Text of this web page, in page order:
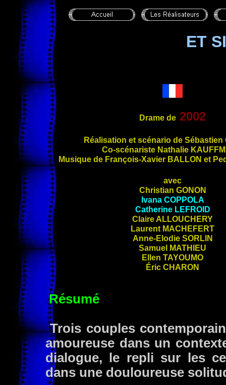
ET
Drame de 2002
Réalisation et scénario de Sébastien
Co-scénariste Nathalie
Musique de François-Xavier BALLON et
avec
Christian GONON
Ivana COPPOLA
Catherine LEFROID
Claire ALLOUCHERY
Laurent MACHEFERT
Anne-Elodie SORLIN
Samuel MATHIEU
Ellen TAYOUMO
Éric CHARON
Résumé
Trois couples
amoureuse dans un
dialogue, le repli sur les
dans une douloureuse